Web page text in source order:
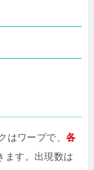
はワープで、 各
ます。出現数は